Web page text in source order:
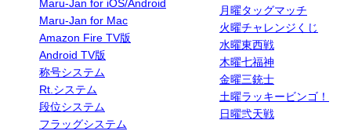
Maru-Jan for iOS/Android
Maru-Jan for Mac
Amazon Fire TV版
Android TV版
称号システム
Rt.システム
段位システム
フラッグシステム
月曜タッグマッチ
火曜チャレンジくじ
水曜東西戦
木曜七福神
金曜三銃士
土曜ラッキービンゴ！
日曜弐天戦